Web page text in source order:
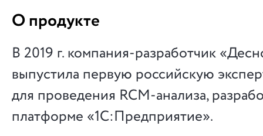
О продукте
В 2019 г. компания-разработчик
выпустила первую российскую
для проведения RCM-анализа,
платформе «1С:Предприятие».